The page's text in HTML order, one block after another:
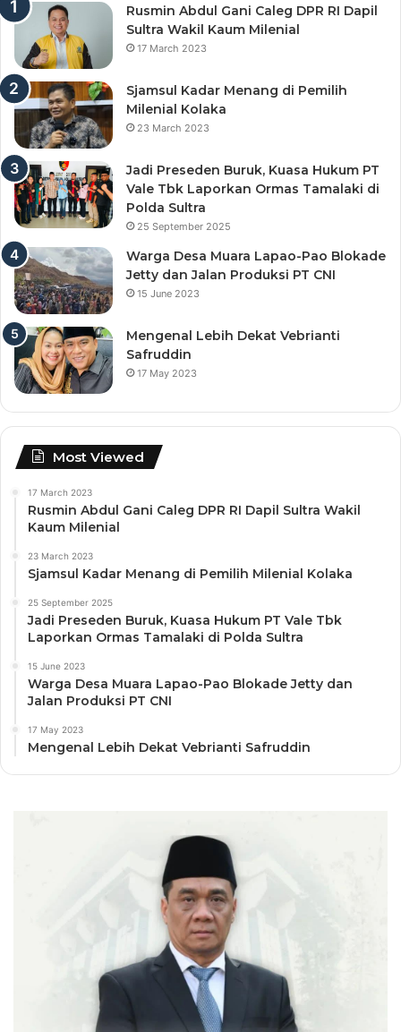
Rusmin Abdul Gani Caleg DPR RI Dapil
Sultra Wakil Kaum Milenial
17 March 2023
Sjamsul Kadar Menang di Pemilih
Milenial Kolaka
23 March 2023
Jadi Preseden Buruk, Kuasa Hukum PT
Vale Tbk Laporkan Ormas Tamalaki di
Polda Sultra
25 September 2025
Warga Desa Muara Lapao-Pao Blokade
Jetty dan Jalan Produksi PT CNI
15 June 2023
Mengenal Lebih Dekat Vebrianti
Safruddin
17 May 2023
Most Viewed
17 March 2023
Rusmin Abdul Gani Caleg DPR RI Dapil Sultra Wakil
Kaum Milenial
23 March 2023
Sjamsul Kadar Menang di Pemilih Milenial Kolaka
25 September 2025
Jadi Preseden Buruk, Kuasa Hukum PT Vale Tbk
Laporkan Ormas Tamalaki di Polda Sultra
15 June 2023
Warga Desa Muara Lapao-Pao Blokade Jetty dan
Jalan Produksi PT CNI
17 May 2023
Mengenal Lebih Dekat Vebrianti Safruddin